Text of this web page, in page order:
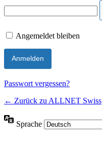
Angemeldet bleiben
Passwort vergessen?
← Zurück zu ALLNET Swiss
Sprache